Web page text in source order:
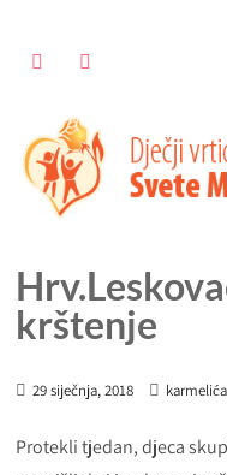
krštenje
29 siječnja, 2018
Protekli tjedan, djeca